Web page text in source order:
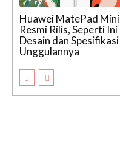
Huawei MatePad Mini
Resmi Rilis, Seperti Ini
Desain dan Spesifikasi
Unggulannya